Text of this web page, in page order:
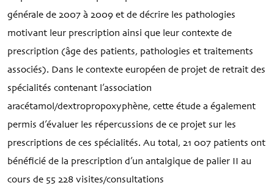
générale de 2007 à 2009 et de décrire les pathologies
motivant leur prescription ainsi que leur contexte de
prescription (âge des patients, pathologies et traitements
associés). Dans le contexte européen de projet de retrait des
spécialités contenant l’association
aracétamol/dextropropoxyphène, cette étude a également
permis d’évaluer les répercussions de ce projet sur les
prescriptions de ces spécialités. Au total, 21 007 patients ont
bénéficié de la prescription d’un antalgique de palier II au
cours de 55 228 visites/consultations